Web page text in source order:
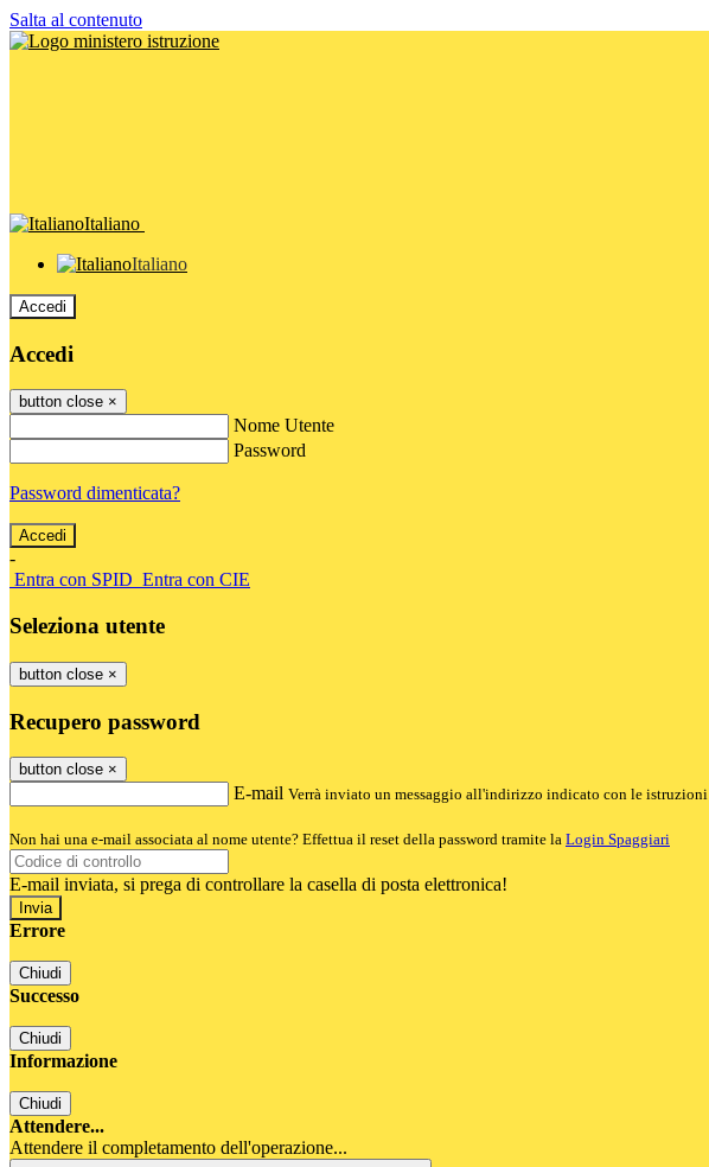
Salta al contenuto
Italiano
Italiano
Accedi
Accedi
button close ×
Nome Utente
Password
Password dimenticata?
-
Entra con SPID Entra con CIE
Seleziona utente
button close ×
Recupero password
button close ×
E-mail Verrà inviato un messaggio all'indirizzo indicato con le istruzioni
Non hai una e-mail associata al nome utente? Effettua il reset della password tramite la Login Spaggiari
E-mail inviata, si prega di controllare la casella di posta elettronica!
Errore
Chiudi
Successo
Chiudi
Informazione
Chiudi
Attendere...
Attendere il completamento dell'operazione...